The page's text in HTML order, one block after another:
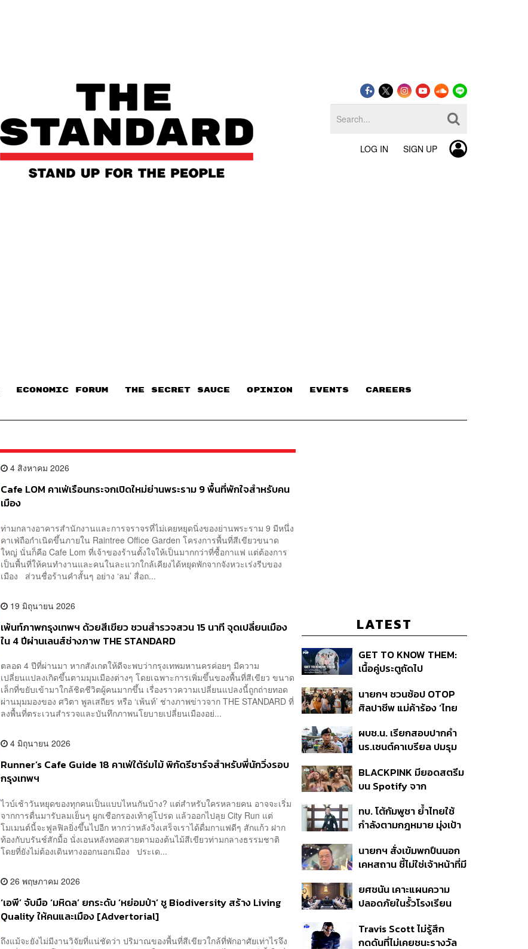
LOG IN SIGN UP
ECONOMIC FORUM THE SECRET SAUCE​ OPINION EVENTS CAREERS
4 สิงหาคม 2026
Cafe LOM คาเฟ่เรือนกระจกเปิดใหม่ย่านพระราม 9 พื้นที่พักใจสำหรับคน
เมือง
ท่ามกลางอาคารสำนักงานและการจราจรที่ไม่เคยหยุดนิ่งของย่านพระราม 9 มีหนึ่ง
คาเฟ่ถือกำเนิดขึ้นภายใน Raintree Office Garden โครงการพื้นที่สีเขียวขนาด
ใหญ่ นั่นก็คือ Cafe Lom ที่เจ้าของร้านตั้งใจให้เป็นมากกว่าที่ซื้อกาแฟ แต่ต้องการ
เป็นพื้นที่ให้คนทำงานและคนในละแวกใกล้เคียงได้หยุดพักจากจังหวะเร่งรีบของ
เมือง ส่วนชื่อร้านคำสั้นๆ อย่าง ‘ลม’ สื่อถ...
19 มิถุนายน 2026
เพ้นท์ภาพกรุงเทพฯ ด้วยสีเขียว ชวนสำรวจสวน 15 นาที จุดเปลี่ยนเมือง
ใน 4 ปีผ่านเลนส์ช่างภาพ THE STANDARD
ตลอด 4 ปีที่ผ่านมา หากสังเกตให้ดีจะพบว่ากรุงเทพมหานครค่อยๆ มีความ
เปลี่ยนแปลงเกิดขึ้นตามมุมเมืองต่างๆ โดยเฉพาะการเพิ่มขึ้นของพื้นที่สีเขียว ขนาด
เล็กที่ขยับเข้ามาใกล้ชิดชีวิตผู้คนมากขึ้น เรื่องราวความเปลี่ยนแปลงนี้ถูกถ่ายทอด
ผ่านมุมมองของ ศวิตา พูลเสถียร หรือ ‘เพ้นท์’ ช่างภาพข่าวจาก THE STANDARD ที่
ลงพื้นที่ตระเวนสำรวจและบันทึกภาพนโยบายเปลี่ยนเมืองอย่...
4 มิถุนายน 2026
Runner’s Cafe Guide 18 คาเฟ่ใต้ร่มไม้ พิกัดรีชาร์จสำหรับพี่นักวิ่งรอบ
กรุงเทพฯ
ไวบ์เช้าวันหยุดของทุกคนเป็นแบบไหนกันบ้าง? แต่สำหรับใครหลายคน อาจจะเริ่ม
จากการตื่นมารับลมเย็นๆ ผูกเชือกรองเท้าคู่โปรด แล้วออกไปลุย City Run แต่
โมเมนต์นี้จะฟูลฟิลยิ่งขึ้นไปอีก หากว่าหลังวิ่งเสร็จเราได้ดื่มกาแฟดีๆ สักแก้ว ฝาก
ท้องกับบรันช์สักมื้อ นั่งเอนหลังทอดสายตามองต้นไม้สีเขียวท่ามกลางธรรมชาติ
โดยที่ยังไม่ต้องเดินทางออกนอกเมือง ประเด...
26 พฤษภาคม 2026
‘เอพี’ จับมือ ‘มหิดล’ ยกระดับ ‘หย่อมป่า’ ชู Biodiversity สร้าง Living
Quality ให้คนและเมือง [Advertorial]
ถึงแม้จะยังไม่มีงานวิจัยที่แน่ชัดว่า ปริมาณของพื้นที่สีเขียวใกล้ที่พักอาศัยเท่าไรจึง
LATEST
GET TO KNOW THEM:
เนื้อคู่ประตูถัดไป
นายกฯ ชวนช้อป OTOP
ศิลปาชีพ แม่ค้าร้อง ‘ไทย
ถามมีต่อไหม นายกฯ ตอบ
‘เดี๋ยวจะพยายาม’
ผบช.น. เรียกสอบปากคำ
นร.เซนต์คาเบรียล ปมรุม
ดำเนินคดีแล้ว
BLACKPINK มียอดสตรีม
บน Spotify จาก
ครั้ง ตลอด 10 ปีที่ผ่านมา
ทบ. โต้กัมพูชา ย้ำไทยใช้
กำลังตามกฎหมาย มุ่งเป้า
หายไทยไม่อาจลบด้วย
ข้อมูลบิดเบือน
นายกฯ สั่งเข้มพกปืนนอก
เคหสถาน ชี้ไม่ใช่เจ้าหน้าที่มี
ก่อเหตุ เจ้าของร่วมรับผิด
ยศชนัน เคาะแผนความ
ปลอดภัยในรั้วโรงเรียน
ดูแล-คุมเข้มคัดกรองสิ่ง
ผิดกฎหมาย
Travis Scott ไม่รู้สึก
กดดันที่ไม่เคยชนะรางวัล